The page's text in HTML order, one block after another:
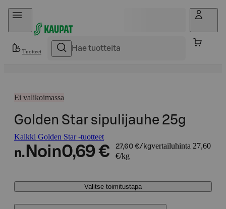
Hyppää sisältöön
Tuotteet
Ei valikoimassa
Golden Star sipulijauhe 25g
Kaikki Golden Star -tuotteet
n. Noin0,69 € 27,60 €/kgvertailuhinta 27,60
€/kg
Valitse toimitustapa